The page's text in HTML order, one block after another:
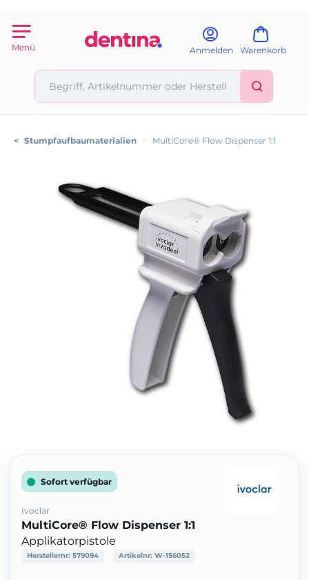
Menü Anmelden Warenkorb
< Stumpfaufbaumaterialien > MultiCore® Flow Dispenser 1:1
Sofort verfügbar
Ivoclar
MultiCore® Flow Dispenser 1:1
Applikatorpistole
Herstellernr: 579094 Artikelnr: W-156052